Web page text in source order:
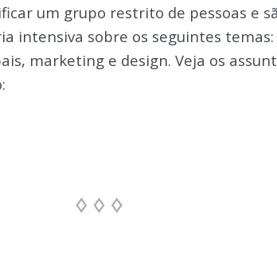
um grupo restrito de pessoas e
intensiva sobre os seguintes temas:
marketing e design. Veja os